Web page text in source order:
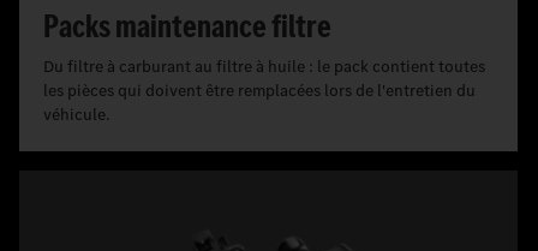
Packs maintenance filtre
Du filtre à carburant au filtre à huile : le pack contient toutes
les pièces qui doivent être remplacées lors de l'entretien du
véhicule.